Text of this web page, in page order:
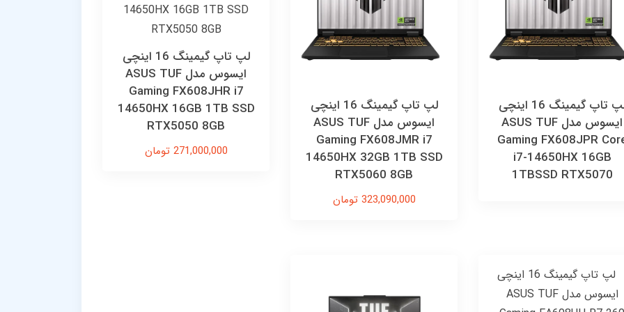
لپ تاپ گیمینگ 16 اینچی
ایسوس مدل ASUS TUF
Gaming FX608JPR
i7-14650HX 16GB
1TBSSD RTX5070
لپ تاپ گیمینگ 16 اینچی
ایسوس مدل ASUS TUF
Gaming FX608JMR i7
14650HX 32GB 1TB SSD
RTX5060 8GB
323,090,000 تومان
لپ تاپ گیمینگ 16 اینچی
ایسوس مدل ASUS TUF
Gaming FX608JHR i7
14650HX 16GB 1TB SSD
RTX5050 8GB
271,000,000 تومان